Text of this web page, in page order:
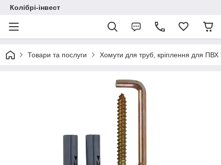
Колібрі-інвест
Товари та послуги Хомути для труб, кріплення для ПВХ